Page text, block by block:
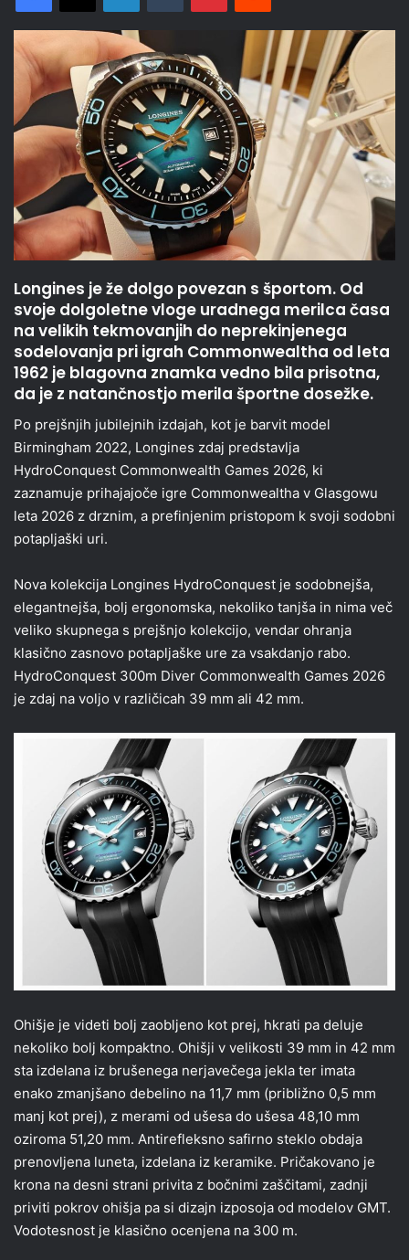
Longines je že dolgo povezan s športom. Od
svoje dolgoletne vloge uradnega merilca časa
na velikih tekmovanjih do neprekinjenega
sodelovanja pri igrah Commonwealtha od leta
1962 je blagovna znamka vedno bila prisotna,
da je z natančnostjo merila športne dosežke.
Po prejšnjih jubilejnih izdajah, kot je barvit model
Birmingham 2022, Longines zdaj predstavlja
HydroConquest Commonwealth Games 2026, ki
zaznamuje prihajajoče igre Commonwealtha v Glasgowu
leta 2026 z drznim, a prefinjenim pristopom k svoji sodobni
potapljaški uri.
Nova kolekcija Longines HydroConquest je sodobnejša,
elegantnejša, bolj ergonomska, nekoliko tanjša in nima več
veliko skupnega s prejšnjo kolekcijo, vendar ohranja
klasično zasnovo potapljaške ure za vsakdanjo rabo.
HydroConquest 300m Diver Commonwealth Games 2026
je zdaj na voljo v različicah 39 mm ali 42 mm.
Ohišje je videti bolj zaobljeno kot prej, hkrati pa deluje
nekoliko bolj kompaktno. Ohišji v velikosti 39 mm in 42 mm
sta izdelana iz brušenega nerjavečega jekla ter imata
enako zmanjšano debelino na 11,7 mm (približno 0,5 mm
manj kot prej), z merami od ušesa do ušesa 48,10 mm
oziroma 51,20 mm. Antirefleksno safirno steklo obdaja
prenovljena luneta, izdelana iz keramike. Pričakovano je
krona na desni strani privita z bočnimi zaščitami, zadnji
priviti pokrov ohišja pa si dizajn izposoja od modelov GMT.
Vodotesnost je klasično ocenjena na 300 m.